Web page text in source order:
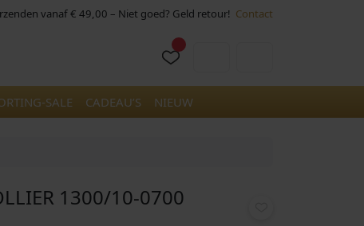
vanaf € 49,00 – Niet goed? Geld retour! Contact
SALE CADEAU’S NIEUW
1300/10-0700